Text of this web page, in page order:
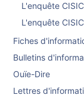
L'enquête
L'enquête
Fiches
Bulletins
Ouïe-Dire
Lettres